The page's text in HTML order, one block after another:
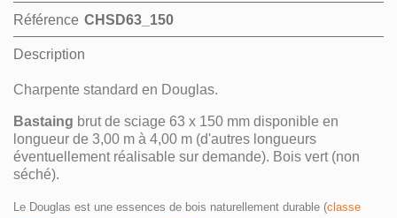
Référence CHSD63_150
Description
Charpente standard en Douglas.
Bastaing brut de sciage 63 x 150 mm disponible en
longueur de 3,00 m à 4,00 m (d'autres longueurs
éventuellement réalisable sur demande). Bois vert (non
séché).
Le Douglas est une essences de bois naturellement durable (classe